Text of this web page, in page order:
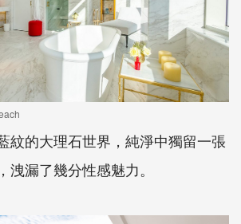
紋的大理石世界，純淨中獨留一張
洩漏了幾分性感魅力。